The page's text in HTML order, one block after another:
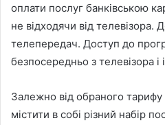
оплати послуг банківською
не відходячи від телевізора.
телепередач. Доступ до
безпосередньо з телевізора і
Залежно від обраного
містити в собі різний набір